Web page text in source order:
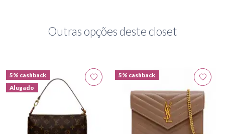
Outras opções deste closet
5% cashback
Alugado
5% cashback